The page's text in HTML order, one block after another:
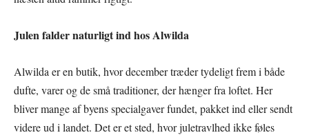
Julen falder naturligt ind hos Alwilda
Alwilda er en butik, hvor december træder tydeligt frem i både
dufte, varer og de små traditioner, der hænger fra loftet. Her
bliver mange af byens specialgaver fundet, pakket ind eller sendt
videre ud i landet. Det er et sted, hvor juletravlhed ikke føles